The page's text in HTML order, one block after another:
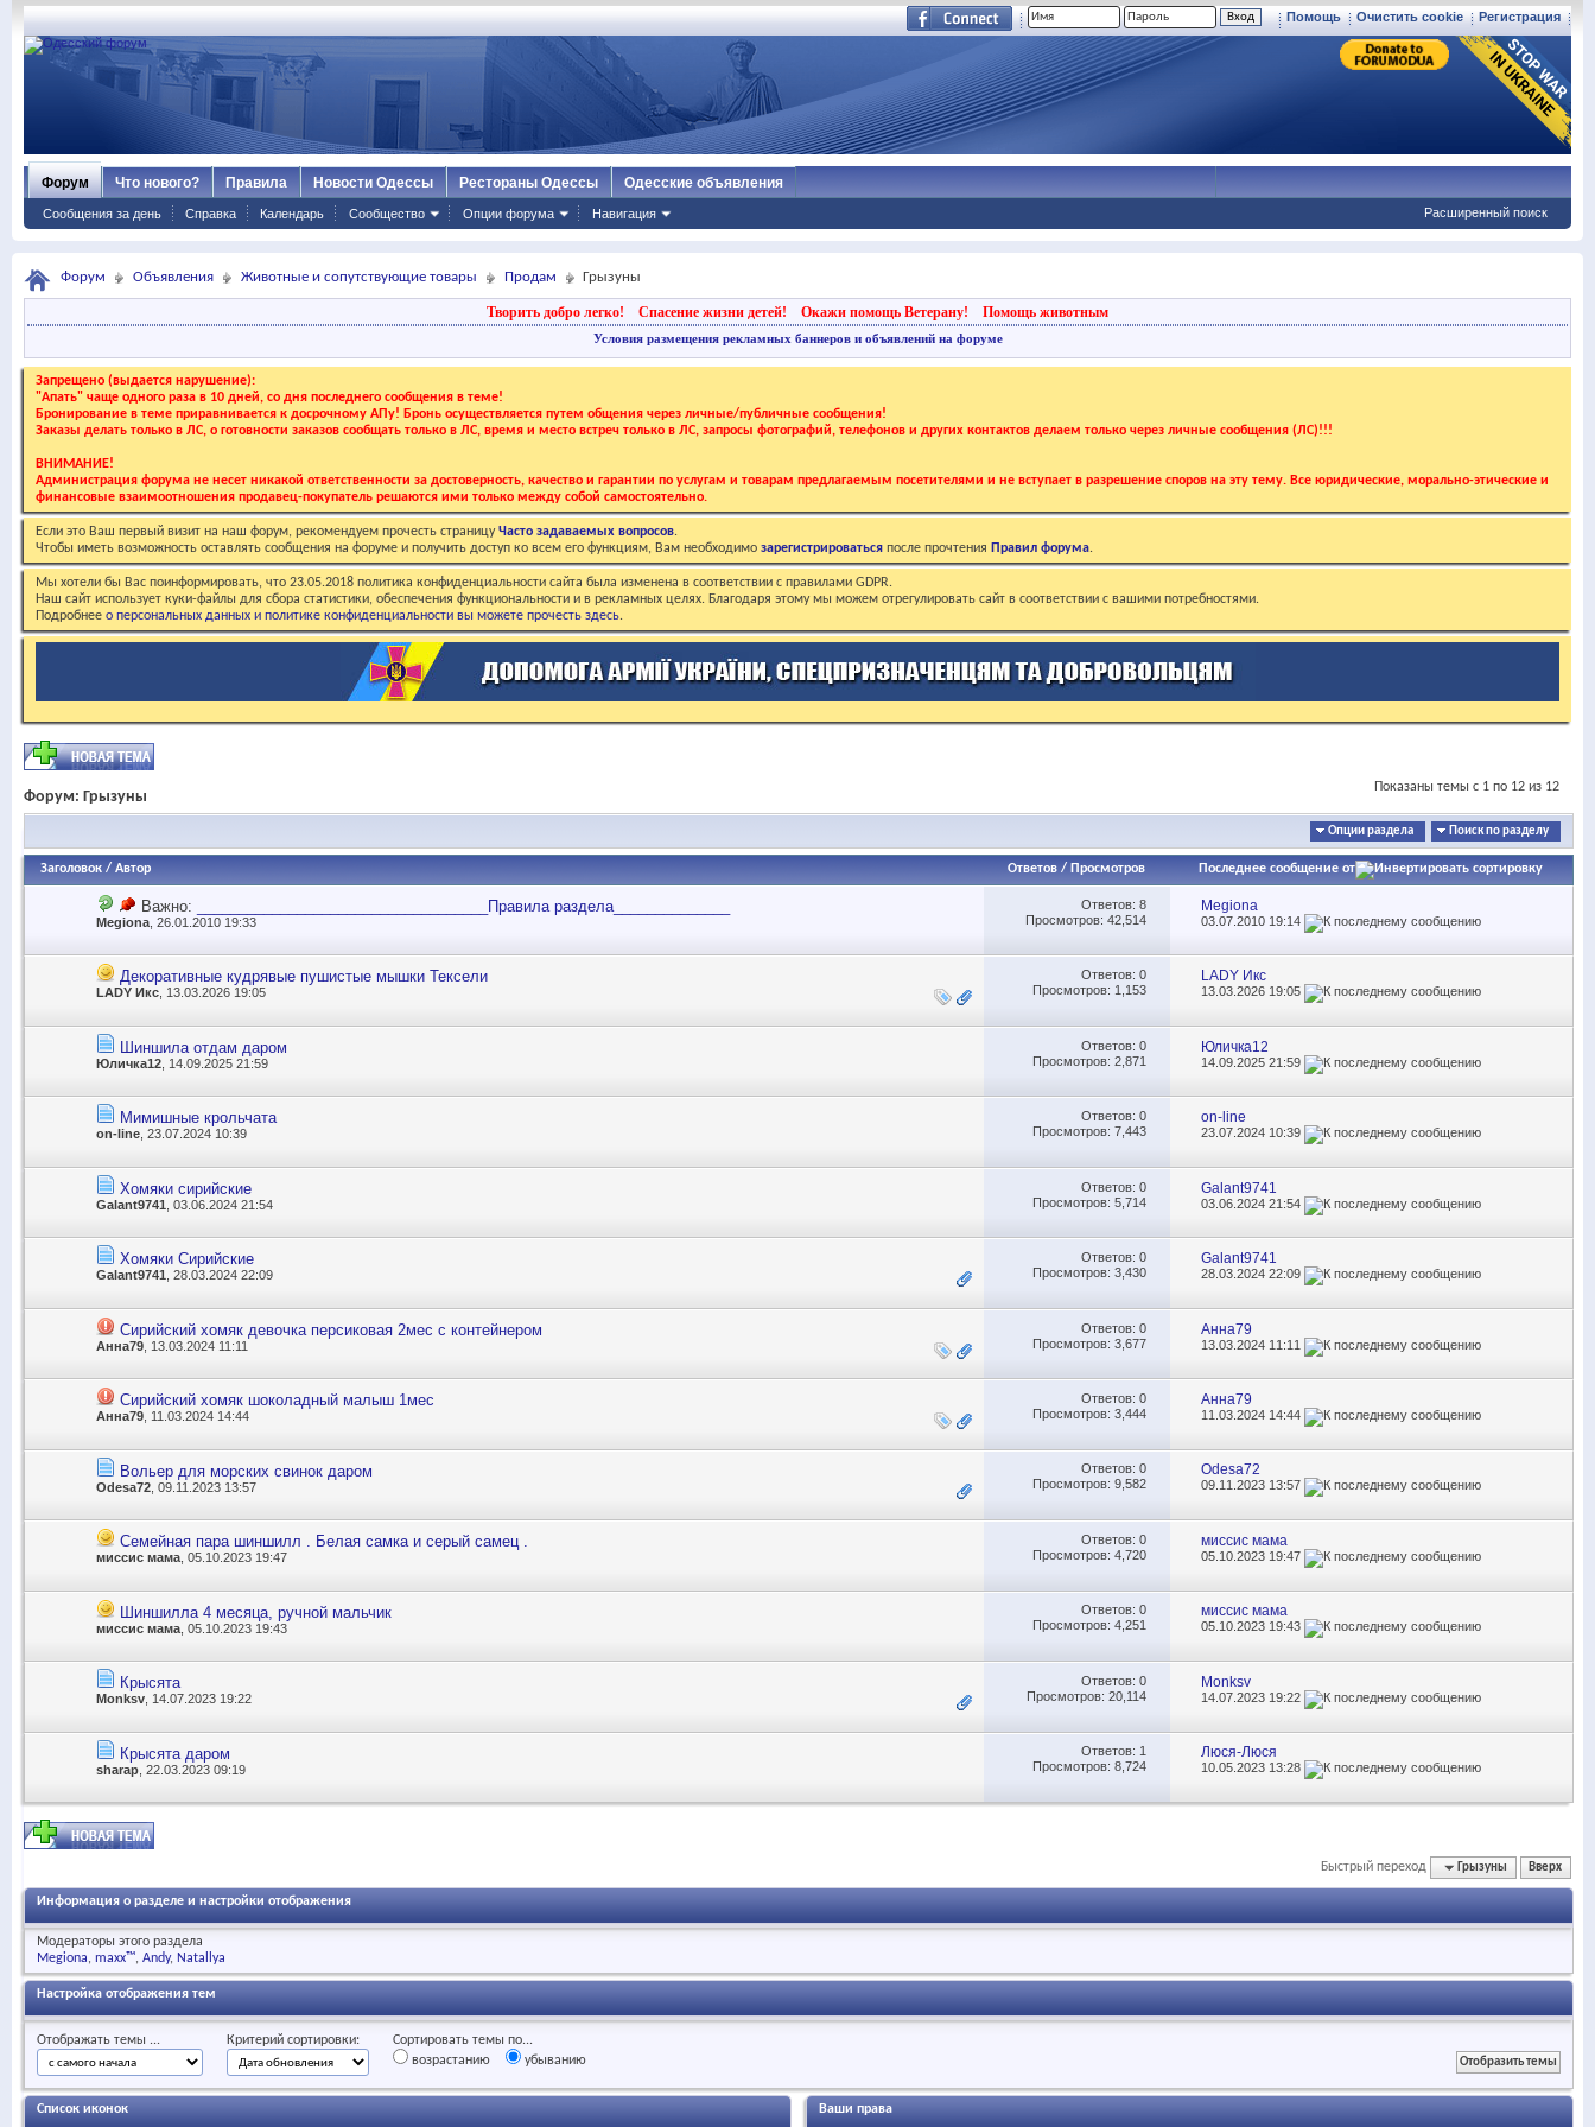
Регистрация
Очистить cookie
Помощь
Форум
Сообщения за день Справка Календарь Сообщество Опции форума Навигация
Что нового? Правила Новости Одессы Рестораны Одессы Одесские объявления
Расширенный поиск
Форум Объявления Животные и сопутствующие товары Продам Грызуны
Творить добро легко! Спасение жизни детей! Окажи помощь Ветерану! Помощь животным
Условия размещения рекламных баннеров и объявлений на форуме
Запрещено (выдается нарушение):
"Апать" чаще одного раза в 10 дней, со дня последнего сообщения в теме!
Бронирование в теме приравнивается к досрочному АПу! Бронь осуществляется путем общения через личные/публичные сообщения!
Заказы делать только в ЛС, о готовности заказов сообщать только в ЛС, время и место встреч только в ЛС, запросы фотографий, телефонов и других контактов делаем только через личные сообщения (ЛС)!!!
ВНИМАНИЕ!
Администрация форума не несет никакой ответственности за достоверность, качество и гарантии по услугам и товарам предлагаемым посетителями и не вступает в разрешение споров на эту тему. Все юридические, морально-этические и
финансовые взаимоотношения продавец-покупатель решаются ими только между собой самостоятельно.
Если это Ваш первый визит на наш форум, рекомендуем прочесть страницуЧасто задаваемых вопросов.
Чтобы иметь возможность оставлять сообщения на форуме и получить доступ ко всем его функциям, Вам необходимо зарегистрироваться после прочтения Правил форума.
Мы хотели бы Вас поинформировать, что 23.05.2018 политика конфиденциальности сайта была изменена в соответствии с правилами GDPR.
Наш сайт использует куки-файлы для сбора статистики, обеспечения функциональности и в рекламных целях. Благодаря этому мы можем отрегулировать сайт в соответствии с вашими потребностями.
Подробнее о персональных данных и политике конфиденциальности вы можете прочесть здесь.
Показаны темы с 1 по 12 из 12
Форум: Грызуны
Опции раздела Поиск по разделу
Заголовок / Автор Ответов/ Просмотров Последнее сообщение от
Важно: ___________________________________Правила раздела______________
Megiona , 26.01.2010 19:33
Ответов: 8
Просмотров: 42,514
Megiona
03.07.2010 19:14
Декоративные кудрявые пушистые мышки Тексели
LADY Икс, 13.03.2026 19:05
Ответов: 0
Просмотров: 1,153
LADY Икс
13.03.2026 19:05
Шиншила отдам даром
Юличка12 , 14.09.2025 21:59
Ответов: 0
Просмотров: 2,871
Юличка12
14.09.202521:59
Мимишные крольчата
on-line, 23.07.2024 10:39
Ответов: 0
Просмотров: 7,443
on-line
23.07.2024 10:39
Хомяки сирийские
Galant9741 , 03.06.2024 21:54
Ответов: 0
Просмотров: 5,714
Galant9741
03.06.202421:54
Хомяки Сирийские
Galant9741 , 28.03.2024 22:09
Ответов: 0
Просмотров: 3,430
Galant9741
28.03.202422:09
Сирийский хомяк девочка персиковая 2мес с контейнером
Анна79 , 13.03.2024 11:11
Ответов: 0
Просмотров: 3,677
Анна79
13.03.2024 11:11
Сирийский хомяк шоколадный малыш 1мес
Анна79 , 11.03.2024 14:44
Ответов: 0
Просмотров: 3,444
Анна79
11.03.2024 14:44
Вольер для морских свинок даром
Odesa72 , 09.11.2023 13:57
Ответов: 0
Просмотров: 9,582
Odesa72
09.11.202313:57
Семейная пара шиншилл . Белая самка и серый самец .
миссис мама , 05.10.2023 19:47
Ответов: 0
Просмотров: 4,720
миссис мама
05.10.2023 19:47
Шиншилла 4 месяца, ручной мальчик
миссис мама , 05.10.2023 19:43
Ответов: 0
Просмотров: 4,251
миссис мама
05.10.202319:43
Крысята
Monksv , 14.07.2023 19:22
Ответов: 0
Просмотров: 20,114
Monksv
14.07.2023 19:22
Крысята даром
sharap , 22.03.2023 09:19
Ответов: 1
Просмотров: 8,724
Люся-Люся
10.05.2023 13:28
Быстрый переход Грызуны Вверх
Информация о разделе и настройки отображения
Модераторы этого раздела
Megiona maxx™ Andy Natallya
Настройка отображения тем
Отображать темы ... Критерий сортировки:
Сортировать темы по...
возрастанию
убыванию
Список иконок Ваши права